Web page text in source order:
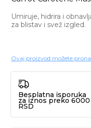
Umiruje, hidrira i
za blistav i svež izgled.
Ovaj proizvod možete
Besplatna isporuka
za iznos preko 6000
RSD